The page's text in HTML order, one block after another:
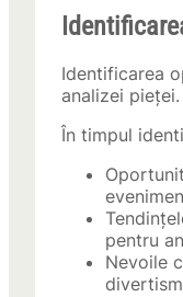
Identificarea
analizei
În timpul
pentru
Nevoile